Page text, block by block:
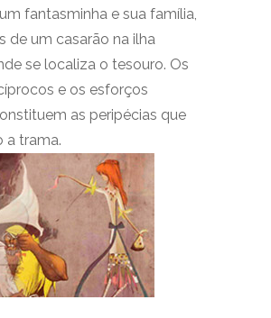
fantasminha e sua família,
de um casarão na ilha
se localiza o tesouro. Os
e os esforços
as peripécias que
a trama.